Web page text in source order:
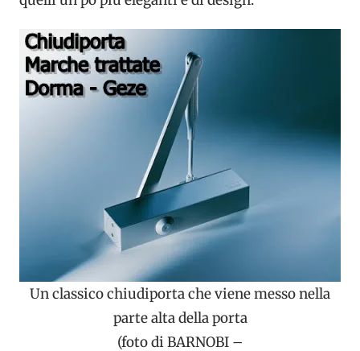
Un classico chiudiporta che viene messo nella
parte alta della porta
(foto di BARNOBI –